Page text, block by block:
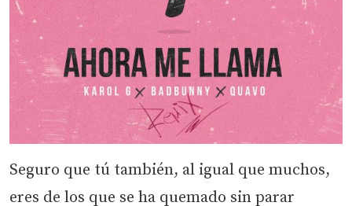
Seguro que tú también, al igual que muchos,
eres de los que se ha quemado sin parar